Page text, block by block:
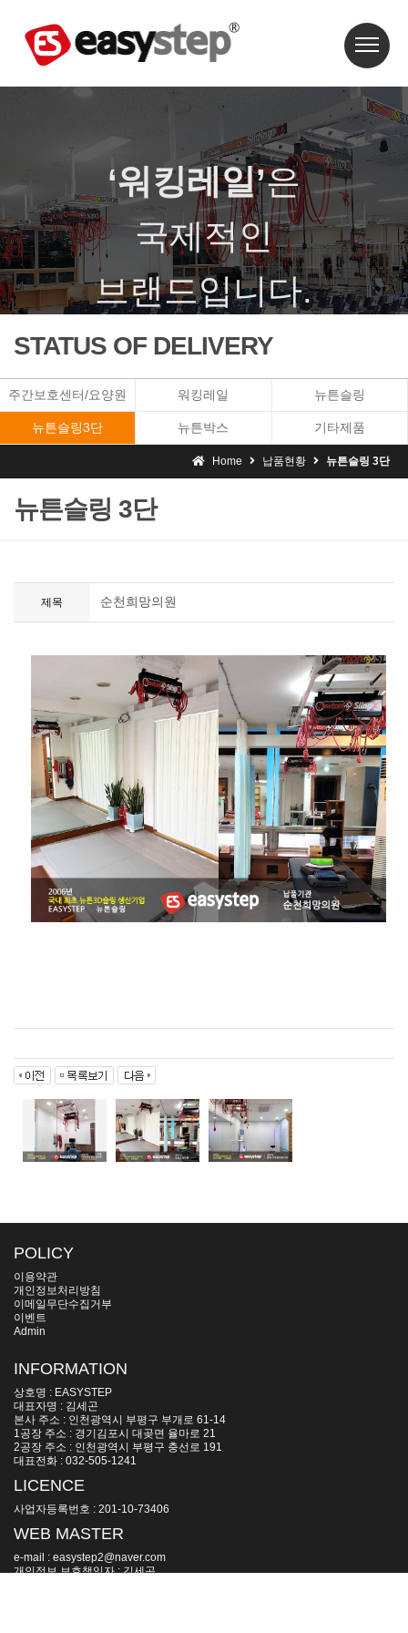
‘워킹레일’은
국제적인
브랜드입니다.
STATUS OF DELIVERY
주간보호센터/요양원 워킹레일 뉴튼슬링
뉴튼슬링3단 뉴튼박스 기타제품
Home 납품현황 뉴튼슬링 3단
뉴튼슬링 3단
제목 순천희망의원
POLICY
이용약관
개인정보처리방침
이메일무단수집거부
이벤트
Admin
INFORMATION
상호명 : EASYSTEP
대표자명 : 김세곤
본사 주소 : 인천광역시 부평구 부개로 61-14
1공장 주소 : 경기김포시 대곶면 율마로 21
2공장 주소 : 인천광역시 부평구 충선로 191
대표전화 : 032-505-1241
LICENCE
사업자등록번호 : 201-10-73406
WEB MASTER
e-mail : easystep2@naver.com
개인정보 보호책임자 : 김세곤